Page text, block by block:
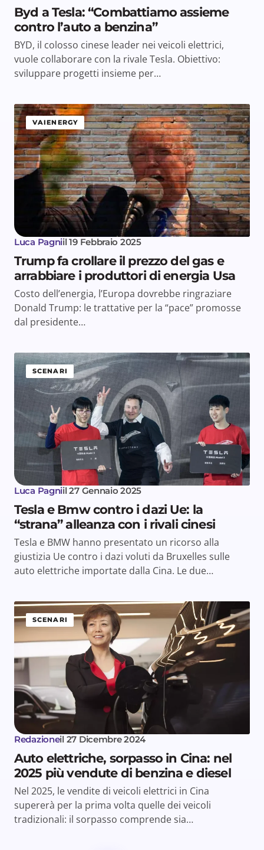
Byd a Tesla: “Combattiamo assieme
contro l’auto a benzina”
BYD, il colosso cinese leader nei veicoli elettrici,
vuole collaborare con la rivale Tesla. Obiettivo:
sviluppare progetti insieme per…
VAIENERGY
Luca Pagniil 19 Febbraio 2025
Trump fa crollare il prezzo del gas e
arrabbiare i produttori di energia Usa
Costo dell’energia, l’Europa dovrebbe ringraziare
Donald Trump: le trattative per la “pace” promosse
dal presidente…
SCENARI
Luca Pagniil 27 Gennaio 2025
Tesla e Bmw contro i dazi Ue: la
“strana” alleanza con i rivali cinesi
Tesla e BMW hanno presentato un ricorso alla
giustizia Ue contro i dazi voluti da Bruxelles sulle
auto elettriche importate dalla Cina. Le due…
SCENARI
Redazioneil 27 Dicembre 2024
Auto elettriche, sorpasso in Cina: nel
2025 più vendute di benzina e diesel
Nel 2025, le vendite di veicoli elettrici in Cina
supererà per la prima volta quelle dei veicoli
tradizionali: il sorpasso comprende sia…